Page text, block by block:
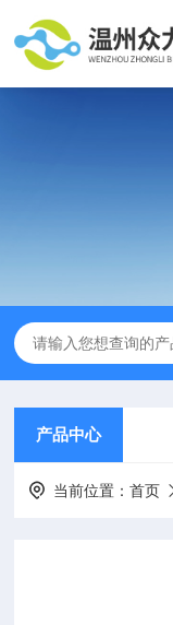
产品中心
当前位置：首页